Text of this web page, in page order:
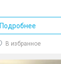
Подробнее
В избранное